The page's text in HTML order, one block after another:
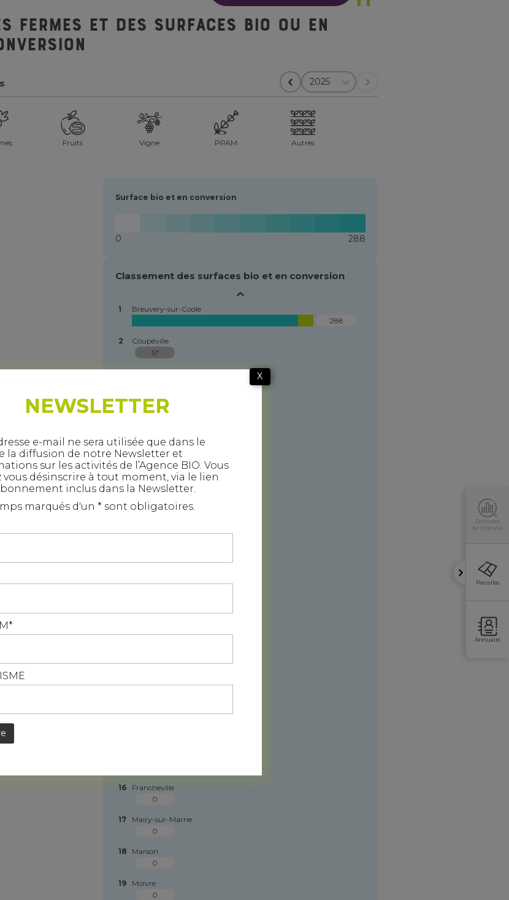
fermes et des surfaces bio ou en
2025
Fruits Vigne PPAM Autres
Surface bio et en conversion
0 288
Classement des surfaces bio et en conversion
1
Breuvery-sur-Coole
288
2
Coupéville
S*
4
Le Fresne
5
Saint-Jean-sur-Moivre
S*
6
Nuisement-sur-Coole
S*
Courtisols
S*
8
Somme-Vesle
9
Cernon
16
Francheville
0
17
Mairy-sur-Marne
0
18
Marson
0
19
Moivre
0
Données
territoriales
Parcelles
Annuaire
pour continuer
NEWSLETTER
e-mail ne sera utilisée que dans le
la diffusion de notre Newsletter et
sur les activités de l’Agence BIO. Vous
vous désinscrire à tout moment, via le lien
inclus dans la Newsletter.
marqués d'un * sont obligatoires.
X